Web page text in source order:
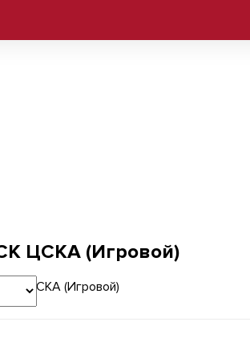
ЦСКА (Игровой)